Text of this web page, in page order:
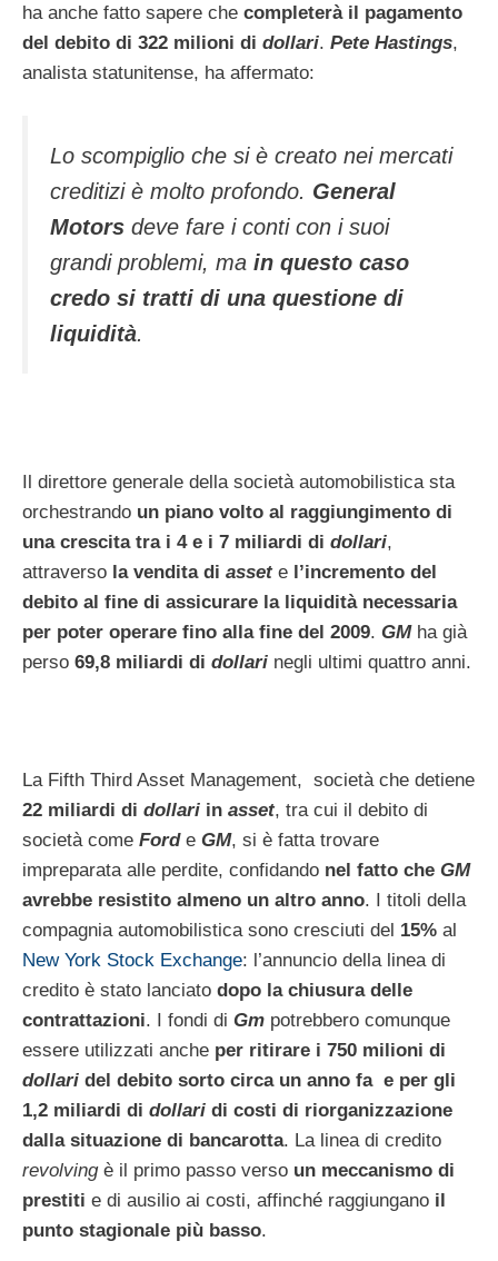
ha anche fatto sapere che completerà il pagamento
del debito di 322 milioni di dollari. Pete Hastings,
analista statunitense, ha affermato:
Lo scompiglio che si è creato nei mercati
creditizi è molto profondo. General
Motors deve fare i conti con i suoi
grandi problemi, ma in questo caso
credo si tratti di una questione di
liquidità.
Il direttore generale della società automobilistica sta
orchestrando un piano volto al raggiungimento di
una crescita tra i 4 e i 7 miliardi di dollari,
attraverso la vendita di assete l’incremento del
debito al fine di assicurare la liquidità necessaria
per poter operare fino alla fine del 2009. GMha già
perso 69,8 miliardi di dollari negli ultimi quattro anni.
La Fifth Third Asset Management, società che detiene
22 miliardi di dollari in asset, tra cui il debito di
società come Forde GM, si è fatta trovare
impreparata alle perdite, confidando nel fatto che GM
avrebbe resistito almeno un altro anno. I titoli della
compagnia automobilistica sono cresciuti del 15% al
New York Stock Exchange: l’annuncio della linea di
credito è stato lanciato dopo la chiusura delle
contrattazioni. I fondi di Gm potrebbero comunque
essere utilizzati anche per ritirare i 750 milioni di
dollari del debito sorto circa un anno fa e per gli
1,2 miliardi di dollari di costi di riorganizzazione
dalla situazione di bancarotta. La linea di credito
revolvingè il primo passo verso un meccanismo di
prestiti e di ausilio ai costi, affinché raggiungano il
punto stagionale più basso.